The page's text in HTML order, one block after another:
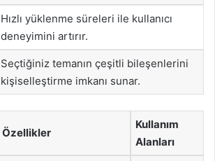
Hızlı yüklenme süreleri ile kullanıcı
deneyimini artırır.
Seçtiğiniz temanın çeşitli bileşenlerini
kişiselleştirme imkanı sunar.
Özellikler
Kullanım
Alanları